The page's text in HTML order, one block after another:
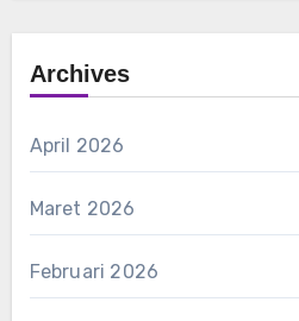
Archives
April 2026
Maret 2026
Februari 2026